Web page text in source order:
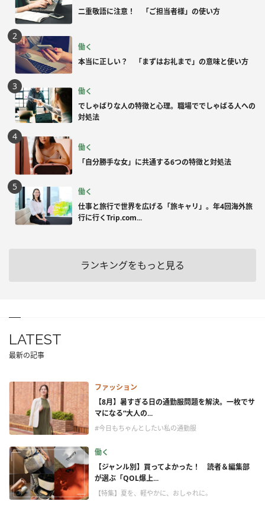
二重敬語に注意！ 「ご担当者様」の使い方
働く
本当に正しい？ 「まずはお礼まで」の意味と使い方
働く
でしゃばりな人の特徴と心理。職場ででしゃばる人への
対処法
働く
「自分勝手な女」に共通する6つの特徴と対処法
働く
仕事と旅行で世界を広げる「旅キャリ」。年4回海外旅
行に行くTrip.com...
ランキングをもっと見る
LATEST
最新の記事
ファッション
【8月】暑すぎる日の通勤服問題を解決。一枚でサ
マになる“大人の...
#今日もちゃんとしたい私の通勤服
働く
【ジャンル別】買ってよかった！ 読者＆編集部
が選ぶ「QOL爆上...
【特集】夏を、軽やかに、おしゃれに。